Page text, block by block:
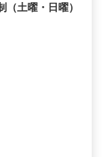
土曜・日曜）